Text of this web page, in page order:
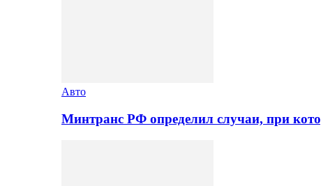
Авто
Минтранс РФ определил случаи, при